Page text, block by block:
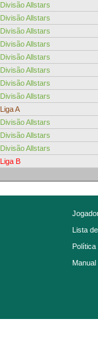
Divisão Allstars
Divisão Allstars
Divisão Allstars
Divisão Allstars
Divisão Allstars
Divisão Allstars
Divisão Allstars
Divisão Allstars
Liga A
Divisão Allstars
Divisão Allstars
Divisão Allstars
Liga B
Lista
Política